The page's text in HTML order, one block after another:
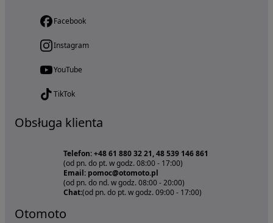
Facebook
Instagram
YouTube
TikTok
Obsługa klienta
Telefon: +48 61 880 32 21, 48 539 146 861
(od pn. do pt. w godz. 08:00 - 17:00)
Email: pomoc@otomoto.pl
(od pn. do nd. w godz. 08:00 - 20:00)
Chat:(od pn. do pt. w godz. 09:00 - 17:00)
Otomoto